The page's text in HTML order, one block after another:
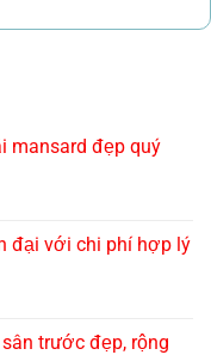
mansard đẹp quý
đại với chi phí hợp lý
trước đẹp, rộng